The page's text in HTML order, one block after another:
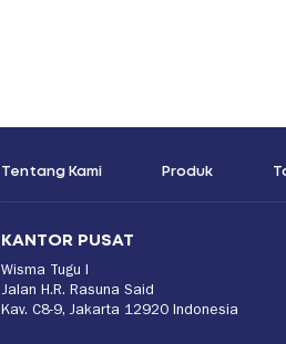
Tentang Kami Produk
KANTOR PUSAT
Wisma Tugu I
Jalan H.R. Rasuna Said
Kav. C8-9, Jakarta 12920 Indonesia